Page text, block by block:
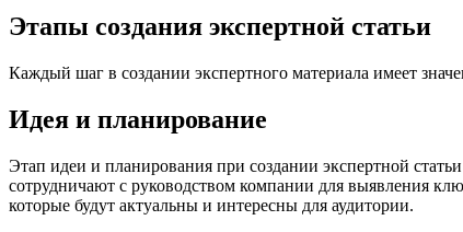
Этапы создания экспертной статьи
Каждый шаг в создании экспертного материала имеет
Идея и планирование
Этап идеи и планирования при создании экспертной
сотрудничают с руководством компании для выявления
которые будут актуальны и интересны для аудитории.